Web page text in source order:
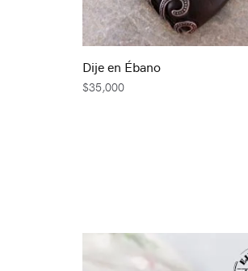
Dije en Ébano
$35,000